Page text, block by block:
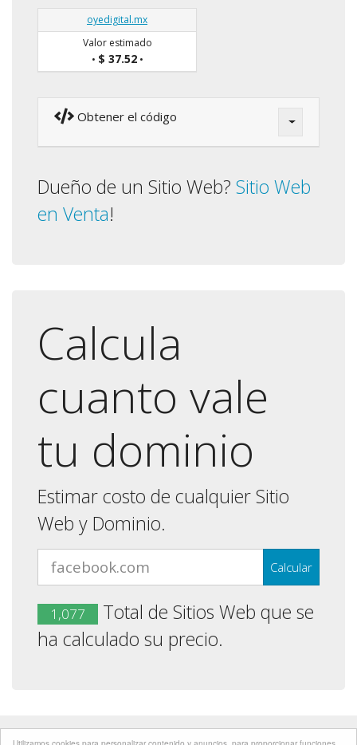
oyedigital.mx
Valor estimado
• $ 37.52•
Obtener el código
Dueño de un Sitio Web? Sitio Web
en Venta!
Calcula
cuanto vale
tu dominio
Estimar costo de cualquier Sitio
Web y Dominio.
1,077
Total de Sitios Web que se
ha calculado su precio.
Developed byBIOXNET PAGINAS WEB MONTERREY